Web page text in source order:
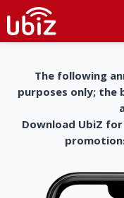
The following
purposes only;
Download UbiZ